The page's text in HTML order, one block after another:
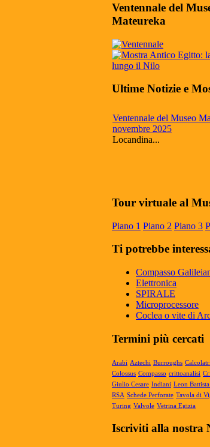
Ventennale del
Mateureka
Ultime Notizie e
Ventennale del Museo
novembre 2025
Locandina...
riconosciuto fra i cinque
Europa
dalla rivista UMI (Unione
Articolo RiminiIn
Articolo Geronimo
Articolo Geronimo,
Tour virtuale al
Piano 1 Piano 2 Piano 3
Ti potrebbe
Compasso
Elettronica
SPIRALE
Microprocessore
Coclea o vite di
Termini più cercati
Arabi Aztechi Burroughs
Colossus Compasso crittoanalisi
Giulio Cesare Indiani Leon
RSA Schede Perforate Tavola di
Turing Valvole Vetrina Egizia
Iscriviti alla nostra